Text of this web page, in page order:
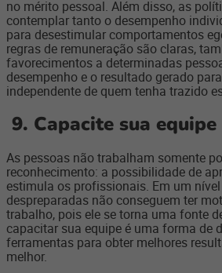
no mérito pessoal. Além disso, as
contemplar tanto o desempenho
para desestimular comportamentos
regras de remuneração são claras,
favorecimentos a determinadas
desempenho e o resultado gerado
independente de quem tenha trazido
9. Capacite sua equipe
As pessoas não trabalham somente
reconhecimento: a possibilidade de
estimula os profissionais. Em um
despreparadas não conseguem ter
trabalho, pois ele se torna uma fonte
capacitar sua equipe é uma forma de
ferramentas para obter melhores
melhor.